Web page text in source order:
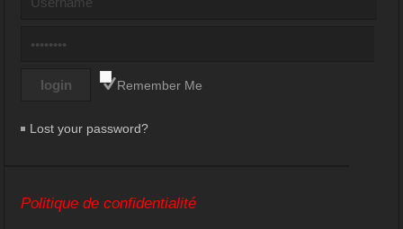
Remember Me
Lost your password?
Politique de confidentialité